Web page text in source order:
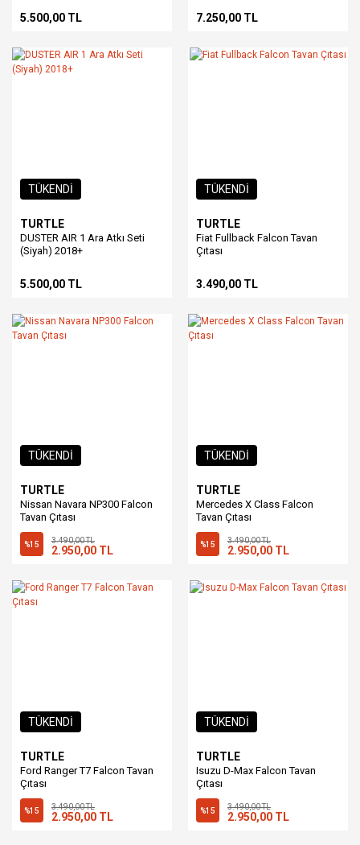
5.500,00 TL 7.250,00 TL
TÜKENDİ
TURTLE
DUSTER AIR 1 Ara Atkı Seti
(Siyah) 2018+
5.500,00 TL
TÜKENDİ
TURTLE
Fiat Fullback Falcon Tavan
Çıtası
3.490,00 TL
TÜKENDİ
TURTLE
Nissan Navara NP300 Falcon
Tavan Çıtası
%15 3.490,00 TL
2.950,00 TL
TÜKENDİ
TURTLE
Mercedes X Class Falcon
Tavan Çıtası
%15 3.490,00 TL
2.950,00 TL
TÜKENDİ
TURTLE
Ford Ranger T7 Falcon Tavan
Çıtası
%15 3.490,00 TL
2.950,00 TL
TÜKENDİ
TURTLE
Isuzu D-Max Falcon Tavan
Çıtası
%15 3.490,00 TL
2.950,00 TL